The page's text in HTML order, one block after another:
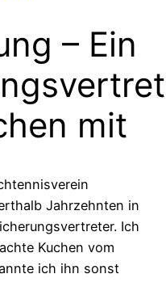
– Ein
mit
Jahrzehnten in
Ich
Kuchen vom
ich ihn sonst